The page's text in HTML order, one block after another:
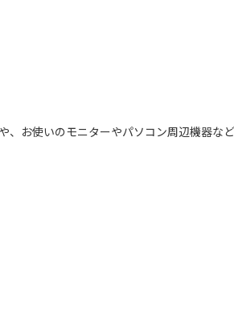
お使いのモニターやパソコン周辺機器な